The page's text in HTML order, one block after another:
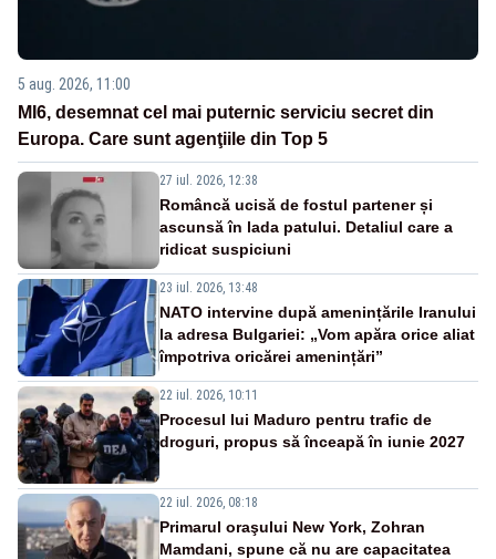
5 aug. 2026, 11:00
MI6, desemnat cel mai puternic serviciu secret din
Europa. Care sunt agenţiile din Top 5
27 iul. 2026, 12:38
Româncă ucisă de fostul partener și
ascunsă în lada patului. Detaliul care a
ridicat suspiciuni
23 iul. 2026, 13:48
NATO intervine după amenințările Iranului
la adresa Bulgariei: „Vom apăra orice aliat
împotriva oricărei amenințări”
22 iul. 2026, 10:11
Procesul lui Maduro pentru trafic de
droguri, propus să înceapă în iunie 2027
22 iul. 2026, 08:18
Primarul oraşului New York, Zohran
Mamdani, spune că nu are capacitatea